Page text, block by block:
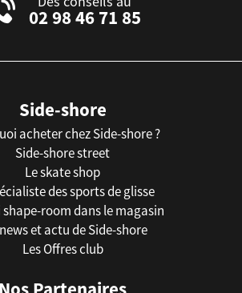
02 98 46 71 85
Side-shore
acheter chez Side-shore ?
Side-shore street
Le skate shop
des sports de glisse
shape-room dans le magasin
et actu de Side-shore
Les Offres club